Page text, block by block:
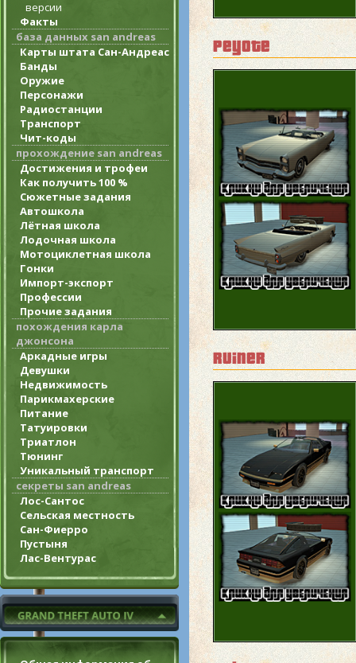
версии
Факты
база данных san andreas
Карты штата Сан-Андреас
Банды
Оружие
Персонажи
Радиостанции
Транспорт
Чит-коды
прохождение san andreas
Достижения и трофеи
Как получить 100 %
Сюжетные задания
Автошкола
Лётная школа
Лодочная школа
Мотоциклетная школа
Гонки
Импорт-экспорт
Профессии
Прочие задания
похождения карла
джонсона
Аркадные игры
Девушки
Недвижимость
Парикмахерские
Питание
Татуировки
Триатлон
Тюнинг
Уникальный транспорт
секреты san andreas
Лос-Сантос
Сельская местность
Сан-Фиерро
Пустыня
Лас-Вентурас
peyote
ruiner